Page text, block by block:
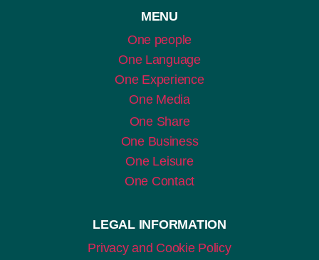
MENU
One people
One Language
One Experience
One Media
One Share
One Business
One Leisure
One Contact
LEGAL INFORMATION
Privacy and Cookie Policy